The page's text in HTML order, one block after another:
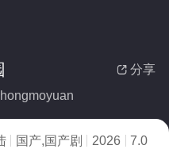
 分享
国产,国产剧 2026
7.0